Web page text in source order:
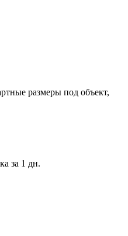
размеры под объект,
за 1 дн.